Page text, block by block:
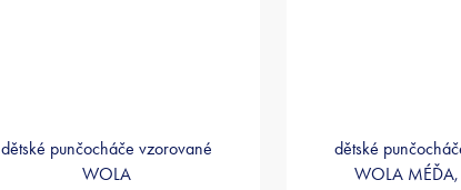
dětské punčocháče vzorované
WOLA
dětské
WOLA MÉĎA,